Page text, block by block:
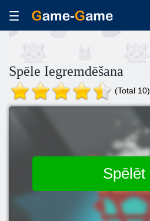
Spēle Iegremdēšana
(Total 10)
Spēlēt